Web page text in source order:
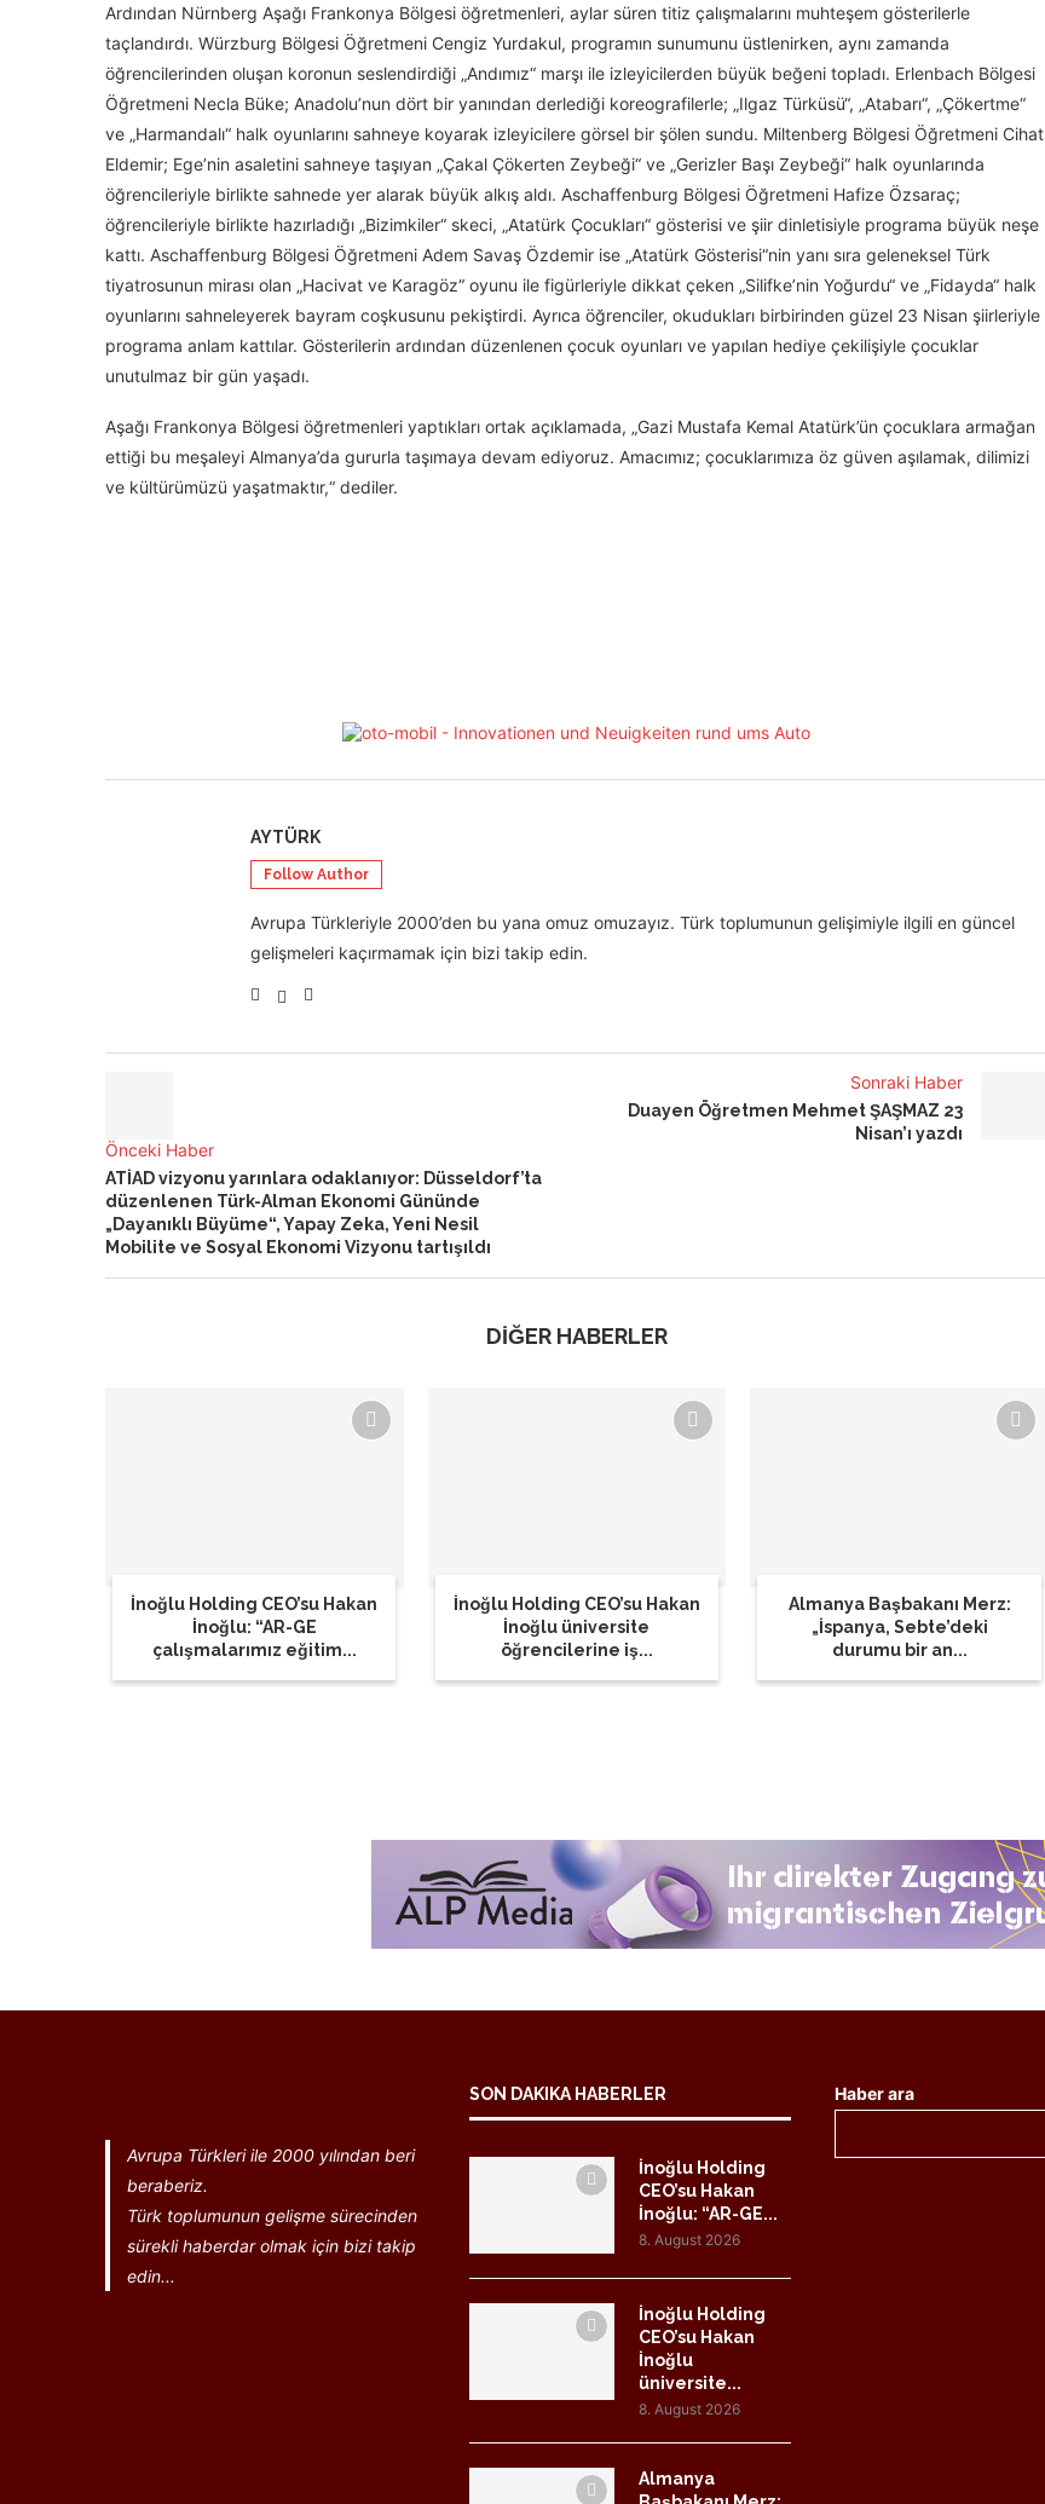
Ardından Nürnberg Aşağı Frankonya Bölgesi öğretmenleri, aylar süren titiz çalışmalarını muhteşem gösterilerle
taçlandırdı. Würzburg Bölgesi Öğretmeni Cengiz Yurdakul, programın sunumunu üstlenirken, aynı zamanda
öğrencilerinden oluşan koronun seslendirdiği „Andımız“ marşı ile izleyicilerden büyük beğeni topladı. Erlenbach Bölgesi
Öğretmeni Necla Büke; Anadolu’nun dört bir yanından derlediği koreografilerle; „Ilgaz Türküsü“, „Atabarı“, „Çökertme“
ve „Harmandalı“ halk oyunlarını sahneye koyarak izleyicilere görsel bir şölen sundu. Miltenberg Bölgesi Öğretmeni Cihat
Eldemir; Ege’nin asaletini sahneye taşıyan „Çakal Çökerten Zeybeği“ ve „Gerizler Başı Zeybeği“ halk oyunlarında
öğrencileriyle birlikte sahnede yer alarak büyük alkış aldı. Aschaffenburg Bölgesi Öğretmeni Hafize Özsaraç;
öğrencileriyle birlikte hazırladığı „Bizimkiler“ skeci, „Atatürk Çocukları“ gösterisi ve şiir dinletisiyle programa büyük neşe
kattı. Aschaffenburg Bölgesi Öğretmeni Adem Savaş Özdemir ise „Atatürk Gösterisi“nin yanı sıra geleneksel Türk
tiyatrosunun mirası olan „Hacivat ve Karagöz“ oyunu ile figürleriyle dikkat çeken „Silifke’nin Yoğurdu“ ve „Fidayda“ halk
oyunlarını sahneleyerek bayram coşkusunu pekiştirdi. Ayrıca öğrenciler, okudukları birbirinden güzel 23 Nisan şiirleriyle
programa anlam kattılar. Gösterilerin ardından düzenlenen çocuk oyunları ve yapılan hediye çekilişiyle çocuklar
unutulmaz bir gün yaşadı.
Aşağı Frankonya Bölgesi öğretmenleri yaptıkları ortak açıklamada, „Gazi Mustafa Kemal Atatürk’ün çocuklara armağan
ettiği bu meşaleyi Almanya’da gururla taşımaya devam ediyoruz. Amacımız; çocuklarımıza öz güven aşılamak, dilimizi
ve kültürümüzü yaşatmaktır,“ dediler.
AYTÜRK
Follow Author
Avrupa Türkleriyle 2000’den bu yana omuz omuzayız. Türk toplumunun gelişimiyle ilgili en güncel
gelişmeleri kaçırmamak için bizi takip edin.
Önceki Haber
ATİAD vizyonu yarınlara odaklanıyor: Düsseldorf’ta
düzenlenen Türk-Alman Ekonomi Gününde
„Dayanıklı Büyüme“, Yapay Zeka, Yeni Nesil
Mobilite ve Sosyal Ekonomi Vizyonu tartışıldı
Sonraki Haber
Duayen Öğretmen Mehmet ŞAŞMAZ 23
Nisan’ı yazdı
DİĞER HABERLER
İnoğlu Holding CEO’su Hakan
İnoğlu: “AR-GE
çalışmalarımız eğitim...
İnoğlu Holding CEO’su Hakan
İnoğlu üniversite
öğrencilerine iş...
Almanya Başbakanı Merz:
„İspanya, Sebte’deki
durumu bir an...
Avrupa Türkleri ile 2000 yılından beri
beraberiz.
Türk toplumunun gelişme sürecinden
sürekli haberdar olmak için bizi takip
edin...
SON DAKIKA HABERLER
İnoğlu Holding
CEO’su Hakan
İnoğlu: “AR-GE...
8. August 2026
İnoğlu Holding
CEO’su Hakan
İnoğlu
üniversite...
8. August 2026
Almanya
Haber ara